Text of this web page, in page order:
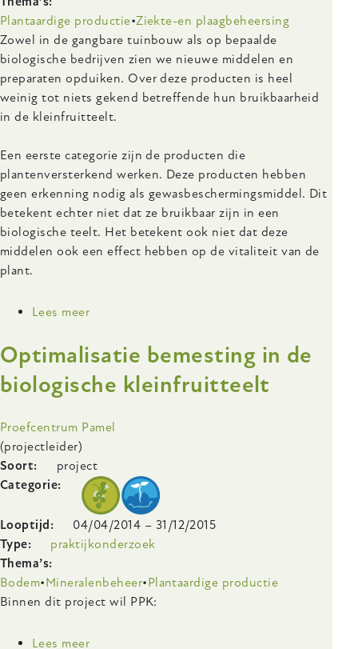
Plantaardige productie Ziekte-en plaagbeheersing
Body
Zowel in de gangbare tuinbouw als op bepaalde
biologische bedrijven zien we nieuwe middelen en
preparaten opduiken. Over deze producten is heel
weinig tot niets gekend betreffende hun bruikbaarheid
in de kleinfruitteelt.
Een eerste categorie zijn de producten die
plantenversterkend werken. Deze producten hebben
geen erkenning nodig als gewasbeschermingsmiddel. Dit
betekent echter niet dat ze bruikbaar zijn in een
biologische teelt. Het betekent ook niet dat deze
middelen ook een effect hebben op de vitaliteit van de
plant.
Lees meer
in
via
plantenversterkende
en
producten
die
werken
via
fysische
barrière
Optimalisatie bemesting in de
biologische kleinfruitteelt
Onderzoeksinstelling
Proefcentrum Pamel
(projectleider)
Soort
project
Categorie
Looptijd 04/04/2014 – 31/12/2015
Type
praktijkonderzoek
Thema’s
Bodem Mineralenbeheer Plantaardige productie
Body
Binnen dit project wil PPK:
Lees meer